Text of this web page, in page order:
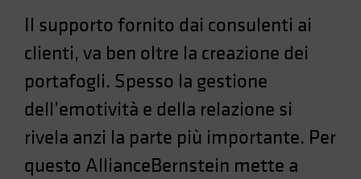
Luxembourg and Other EMEA
Netherlands
New Zealand
Norway
Other Asia-Pacific
Poland
Il supporto fornito dai consulenti ai
clienti, va ben oltre la creazione dei
portafogli. Spesso la gestione
dell’emotività e della relazione si
rivela anzi la parte più importante. Per
questo AllianceBernstein mette a